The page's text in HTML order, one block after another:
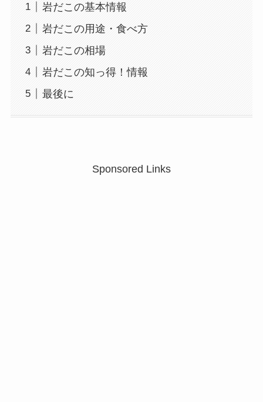
岩だこの基本情報
岩だこの用途・食べ方
岩だこの相場
岩だこの知っ得！情報
最後に
Sponsored Links